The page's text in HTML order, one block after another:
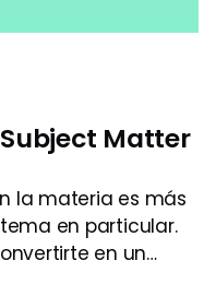
Matter
la materia es más
en particular.
en un